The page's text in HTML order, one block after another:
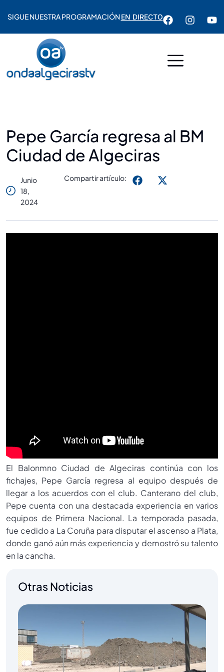
SIGUE NUESTRA PROGRAMACIÓNEN DIRECTO
Pepe García regresa al BM
Ciudad de Algeciras
Junio
18,
2024
Compartir artículo:
El Balonmno Ciudad de Algeciras continúa con los
fichajes, Pepe García regresa al equipo después de
llegar a los acuerdos con el club. Canterano del club,
Pepe cuenta con una destacada experiencia en varios
equipos de Primera Nacional. La temporada pasada,
fue cedido a La Coruña para disputar el ascenso a Plata,
donde ganó aún más experiencia y demostró su talento
en la cancha.
Otras Noticias